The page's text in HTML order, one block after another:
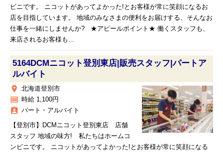
ビニです。 ニコットがあってよかった!とお客様が常に笑顔になるお
店を目指しています。 地域のみなさまの便利をお届けする、そんなお
仕事を一緒にしませんか? ★アピールポイント★ 働くスタッフも、
来店されるお客様も...
5164DCMニコット登別東店|販売スタッフ|パートア
ルバイト
place 北海道登別市
money 時給 1,100円
assignment_ind パート・アルバイト
【登別市】DCMニコット登別東店 店舗
スタッフ 地域の味方! 私たちはホームコ
ンビニです。 ニコットがあってよかった!とお客様が常に笑顔になる